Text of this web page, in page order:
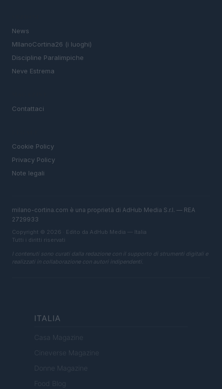
News
MIlanoCortina26 (i luoghi)
Discipline Paralimpiche
Neve Estrema
Contattaci
Cookie Policy
Privacy Policy
Note legali
milano-cortina.com è una proprietà di AdHub Media S.r.l. — REA
2729933
Copyright © 2026 · Edito da AdHub Media — Italia
Tutti i diritti riservati
I contenuti sono curati dalla redazione con il supporto di strumenti digitali e
realizzati in collaborazione con autori indipendenti.
ITALIA
Casa Magazine
Cineverse Magazine
Donne Magazine
Food Blog